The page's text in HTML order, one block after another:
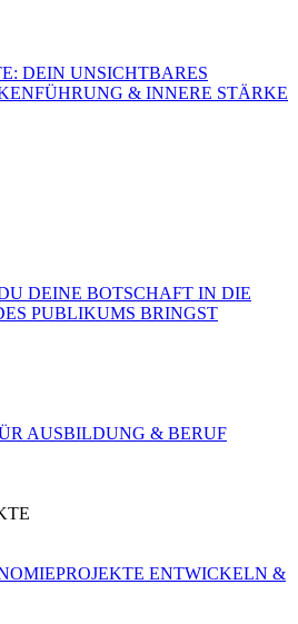
DEIN UNSICHTBARES
& INNERE STÄRKE
DEINE BOTSCHAFT IN DIE
PUBLIKUMS BRINGST
AUSBILDUNG & BERUF
ENTWICKELN &